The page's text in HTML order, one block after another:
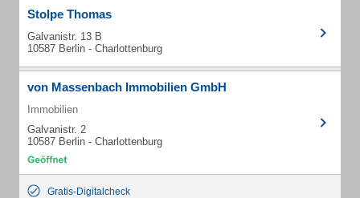
Stolpe Thomas
Galvanistr. 13 B
10587 Berlin - Charlottenburg
von Massenbach Immobilien GmbH
Immobilien
Galvanistr. 2
10587 Berlin - Charlottenburg
Gratis-Digitalcheck